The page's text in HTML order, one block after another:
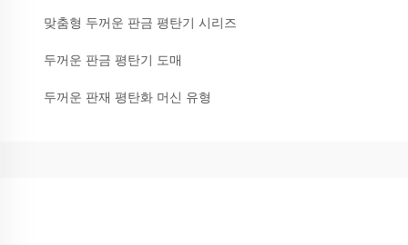
맞춤형 두꺼운 판금 평탄기 시리즈
두꺼운 판금 평탄기 도매
두꺼운 판재 평탄화 머신 유형